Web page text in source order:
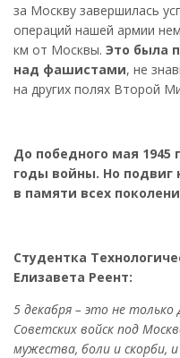
за Москву завершилась
операций нашей армии
км от Москвы. Это была
над фашистами, не
на других полях Второй
До победного мая 1945
годы войны. Но подвиг
в памяти всех
Студентка
Елизавета Реент:
5 декабря – это не
Советских войск под
мужества, боли и скорби,